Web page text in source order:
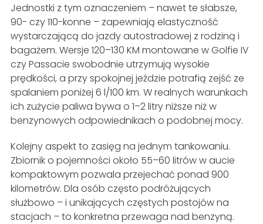
Jednostki z tym oznaczeniem – nawet te słabsze,
90- czy 110-konne – zapewniają elastyczność
wystarczającą do jazdy autostradowej z rodziną i
bagażem. Wersje 120–130 KM montowane w Golfie IV
czy Passacie swobodnie utrzymują wysokie
prędkości, a przy spokojnej jeździe potrafią zejść ze
spalaniem poniżej 6 l/100 km. W realnych warunkach
ich zużycie paliwa bywa o 1–2 litry niższe niż w
benzynowych odpowiednikach o podobnej mocy.
Kolejny aspekt to zasięg na jednym tankowaniu.
Zbiornik o pojemności około 55–60 litrów w aucie
kompaktowym pozwala przejechać ponad 900
kilometrów. Dla osób często podróżujących
służbowo – i unikających częstych postojów na
stacjach – to konkretna przewaga nad benzyną.